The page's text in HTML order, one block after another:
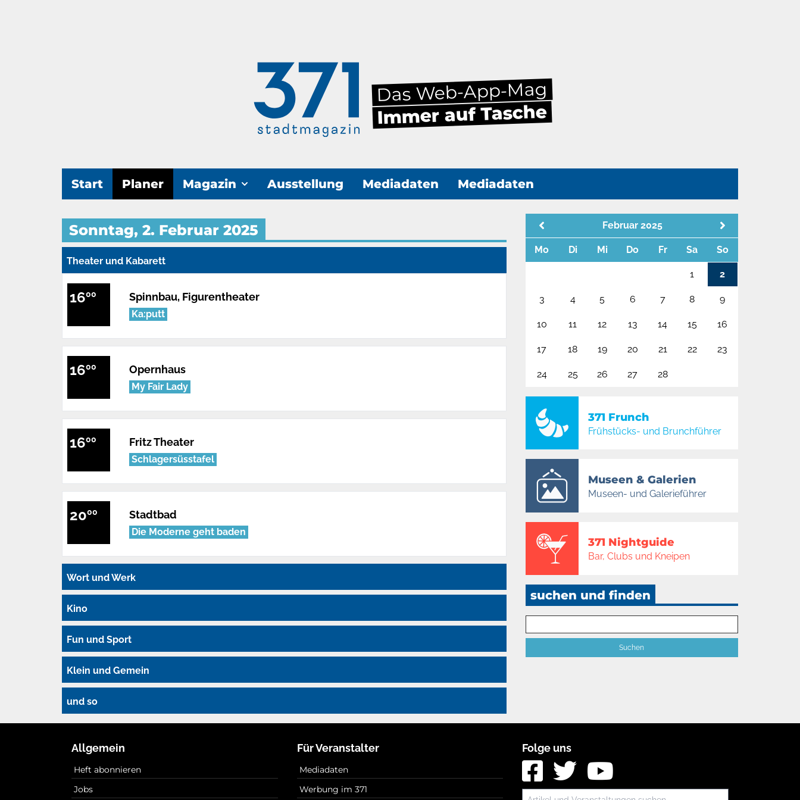
Das Web-App-Mag
Immer auf Tasche
Start Planer Magazin Ausstellung Mediadaten Mediadaten
Sonntag, 2. Februar 2025
Theater und Kabarett
1600 Spinnbau, Figurentheater
Ka:putt
1600 Opernhaus
My Fair Lady
1600 Fritz Theater
Schlagersüsstafel
2000 Stadtbad
Die Moderne geht baden
Wort und Werk
Kino
Fun und Sport
Klein und Gemein
und so
Februar 2025
Mo Di Mi Do Fr Sa So
1 2
3 4 5 6 7 8 9
10 11 12 13 14 15 16
17 18 19 20 21 22 23
24 25 26 27 28
371 Frunch
Frühstücks- und Brunchführer
Museen & Galerien
Museen- und Galerieführer
371 Nightguide
Bar, Clubs und Kneipen
suchen und finden
Allgemein
Heft abonnieren
Jobs
Für Veranstalter
Mediadaten
Werbung im 371
Folge uns